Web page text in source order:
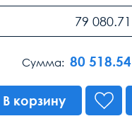
79 080.71
Сумма: 80 518.54
В корзину